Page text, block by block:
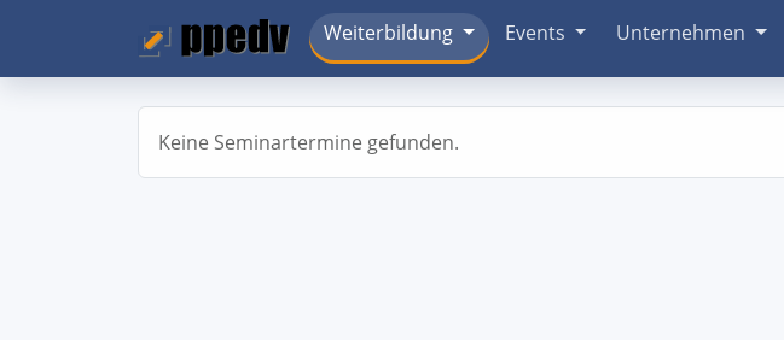
Weiterbildung Events Unternehmen
Keine Seminartermine gefunden.